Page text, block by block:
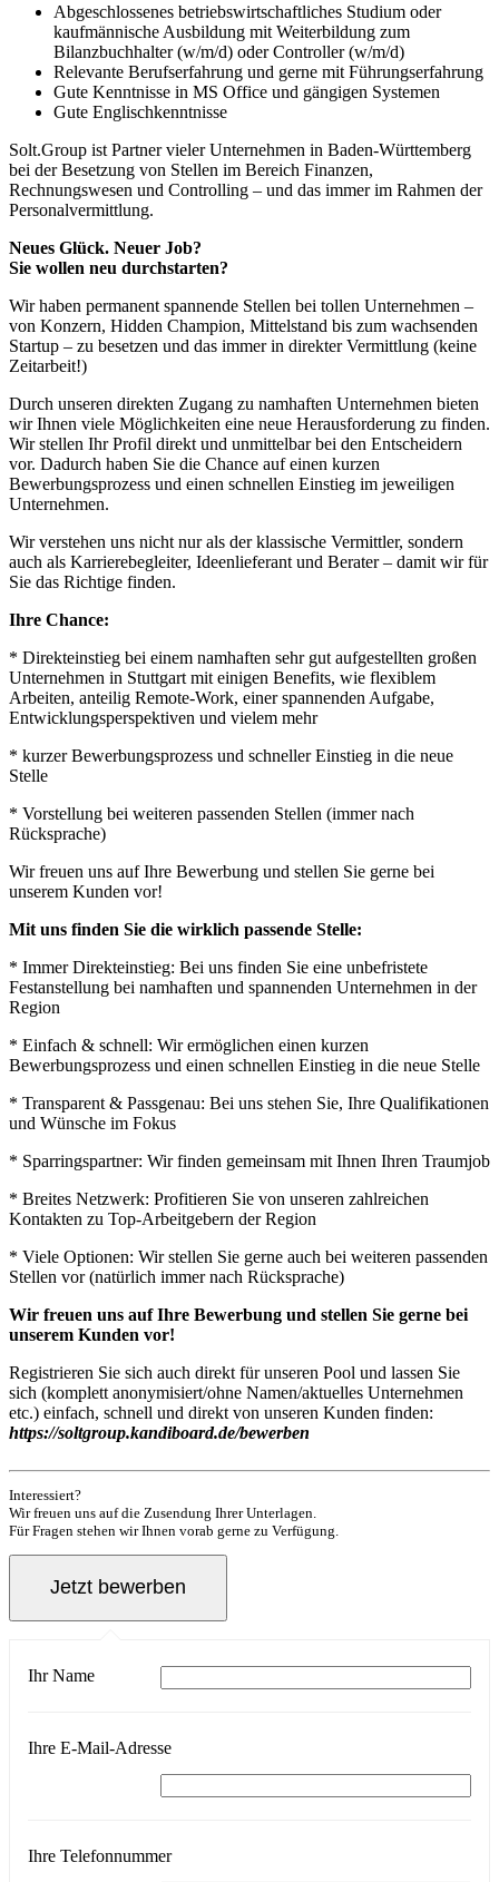
Abgeschlossenes betriebswirtschaftliches Studium oder
kaufmännische Ausbildung mit Weiterbildung zum
Bilanzbuchhalter (w/m/d) oder Controller (w/m/d)
Relevante Berufserfahrung und gerne mit Führungserfahrung
Gute Kenntnisse in MS Office und gängigen Systemen
Gute Englischkenntnisse
Solt.Group ist Partner vieler Unternehmen in Baden-Württemberg
bei der Besetzung von Stellen im Bereich Finanzen,
Rechnungswesen und Controlling – und das immer im Rahmen der
Personalvermittlung.
Neues Glück. Neuer Job?
Sie wollen neu durchstarten?
Wir haben permanent spannende Stellen bei tollen Unternehmen –
von Konzern, Hidden Champion, Mittelstand bis zum wachsenden
Startup – zu besetzen und das immer in direkter Vermittlung (keine
Zeitarbeit!)
Durch unseren direkten Zugang zu namhaften Unternehmen bieten
wir Ihnen viele Möglichkeiten eine neue Herausforderung zu finden.
Wir stellen Ihr Profil direkt und unmittelbar bei den Entscheidern
vor. Dadurch haben Sie die Chance auf einen kurzen
Bewerbungsprozess und einen schnellen Einstieg im jeweiligen
Unternehmen.
Wir verstehen uns nicht nur als der klassische Vermittler, sondern
auch als Karrierebegleiter, Ideenlieferant und Berater – damit wir für
Sie das Richtige finden.
Ihre Chance:
* Direkteinstieg bei einem namhaften sehr gut aufgestellten großen
Unternehmen in Stuttgart mit einigen Benefits, wie flexiblem
Arbeiten, anteilig Remote-Work, einer spannenden Aufgabe,
Entwicklungsperspektiven und vielem mehr
* kurzer Bewerbungsprozess und schneller Einstieg in die neue
Stelle
* Vorstellung bei weiteren passenden Stellen (immer nach
Rücksprache)
Wir freuen uns auf Ihre Bewerbung und stellen Sie gerne bei
unserem Kunden vor!
Mit uns finden Sie die wirklich passende Stelle:
* Immer Direkteinstieg: Bei uns finden Sie eine unbefristete
Festanstellung bei namhaften und spannenden Unternehmen in der
Region
* Einfach & schnell: Wir ermöglichen einen kurzen
Bewerbungsprozess und einen schnellen Einstieg in die neue Stelle
* Transparent & Passgenau: Bei uns stehen Sie, Ihre Qualifikationen
und Wünsche im Fokus
* Sparringspartner: Wir finden gemeinsam mit Ihnen Ihren Traumjob
* Breites Netzwerk: Profitieren Sie von unseren zahlreichen
Kontakten zu Top-Arbeitgebern der Region
* Viele Optionen: Wir stellen Sie gerne auch bei weiteren passenden
Stellen vor (natürlich immer nach Rücksprache)
Wir freuen uns auf Ihre Bewerbung und stellen Sie gerne bei
unserem Kunden vor!
Registrieren Sie sich auch direkt für unseren Pool und lassen Sie
sich (komplett anonymisiert/ohne Namen/aktuelles Unternehmen
etc.) einfach, schnell und direkt von unseren Kunden finden:
https://soltgroup.kandiboard.de/bewerben
Interessiert?
Wir freuen uns auf die Zusendung Ihrer Unterlagen.
Für Fragen stehen wir Ihnen vorab gerne zu Verfügung.
Ihr Name
Ihre E-Mail-Adresse
Ihre Telefonnummer